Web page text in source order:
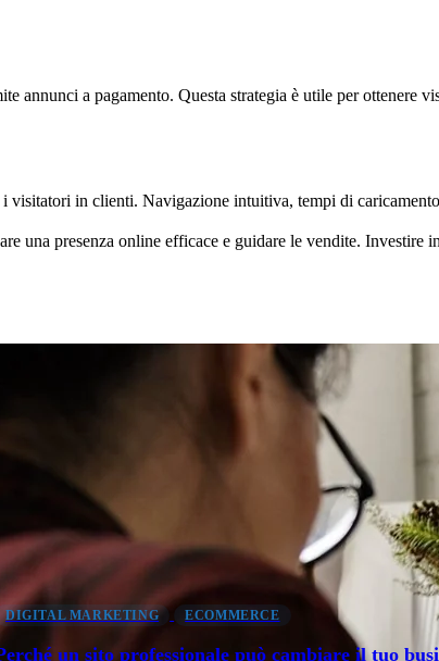
annunci a pagamento. Questa strategia è utile per ottenere
visitatori in clienti. Navigazione intuitiva, tempi di
una presenza online efficace e guidare le vendite. Investire
DIGITAL MARKETING ECOMMERCE
un sito professionale può cambiare il tuo